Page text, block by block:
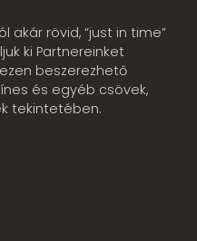
akár rövid, “just in time”
ki Partnereinket
beszerezhető
és egyéb csövek,
tekintetében.